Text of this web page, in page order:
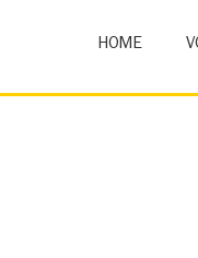
HOME